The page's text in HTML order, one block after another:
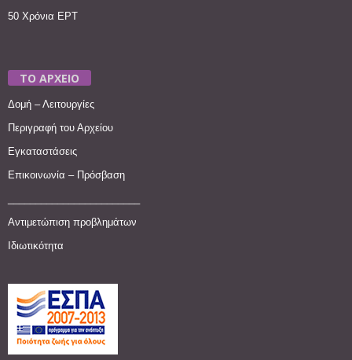
50 Χρόνια ΕΡΤ
ΤΟ ΑΡΧΕΙΟ
Δομή – Λειτουργίες
Περιγραφή του Αρχείου
Εγκαταστάσεις
Επικοινωνία – Πρόσβαση
Αντιμετώπιση προβλημάτων
Ιδιωτικότητα